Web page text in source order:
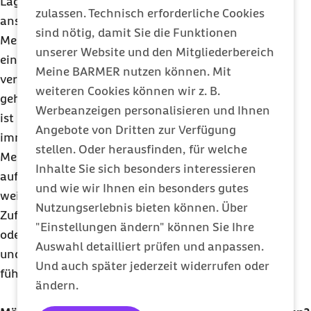
zulassen. Technisch erforderliche Cookies
sind nötig, damit Sie die Funktionen
unserer Website und den Mitgliederbereich
Meine BARMER nutzen können. Mit
weiteren Cookies können wir z. B.
Werbeanzeigen personalisieren und Ihnen
Angebote von Dritten zur Verfügung
stellen. Oder herausfinden, für welche
Inhalte Sie sich besonders interessieren
und wie wir Ihnen ein besonders gutes
Nutzungserlebnis bieten können. Über
"Einstellungen ändern" können Sie Ihre
Auswahl detailliert prüfen und anpassen.
Und auch später jederzeit widerrufen oder
ändern.
anschlagen zu lassen. Für Menschen, die moderne
Medien exzessiv nutzen, hat die Psychologin auch
einen Vorschlag: „Man kann mit sich selber
vereinbaren, wieviel Zeit pro Tag dem Smartphone
gehören soll!“ Wer selber aktiv in sozialen Medien
ist und dabei die Messlatte der Likes und Views
immer höhergeschraubt hat weiß, dass kein
Mensch dauerhaft in der Lage ist, neue Rekorde
aufzustellen. Likes sind zwar nett, aber sie sind bei
weitem nicht der einzige Maßstab für
Zufriedenheit. „Ein gutes Verhältnis zu Freunden
oder zur Familie und Kollegen ist allemal wichtiger
und sorgt viel direkter dafür, dass man sich gut
fühlen kann“, fasst Jakob-Pannier zusammen.